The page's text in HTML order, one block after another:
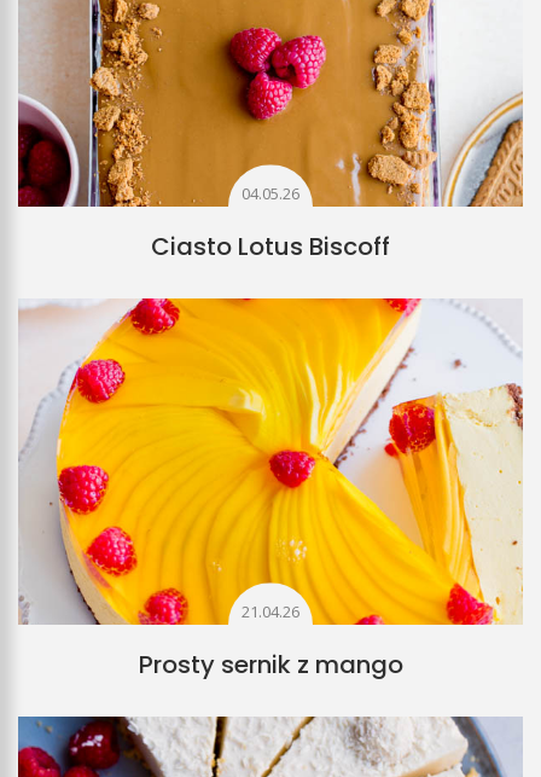
04.05.26
Ciasto Lotus Biscoff
21.04.26
Prosty sernik z mango